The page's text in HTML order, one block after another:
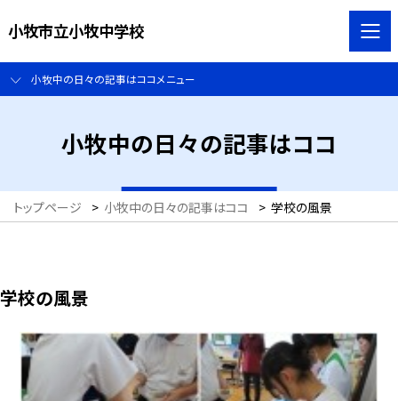
小牧市立小牧中学校
小牧中の日々の記事はココメニュー
小牧中の日々の記事はココ
トップページ > 小牧中の日々の記事はココ > 学校の風景
学校の風景